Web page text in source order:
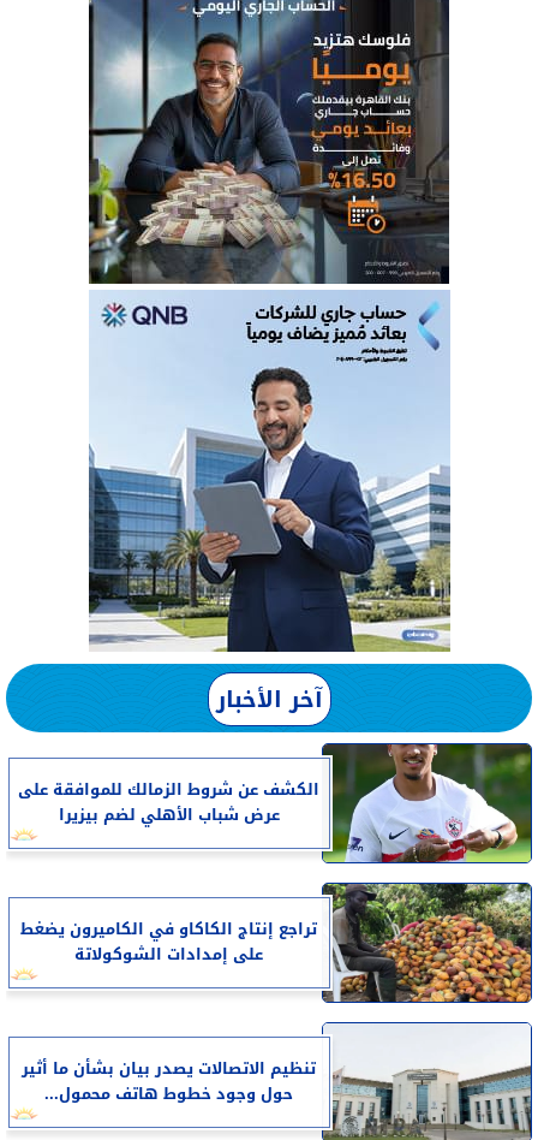
آخر الأخبار
الكشف عن شروط الزمالك للموافقة على
عرض شباب الأهلي لضم بيزيرا
تراجع إنتاج الكاكاو في الكاميرون يضغط
على إمدادات الشوكولاتة
تنظيم الاتصالات يصدر بيان بشأن ما أثير
حول وجود خطوط هاتف محمول...